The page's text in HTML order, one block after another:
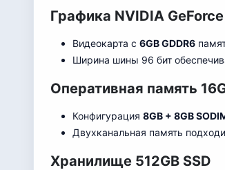
Графика NVIDIA
Видеокарта с 6GB GDDR6
Ширина шины 96 бит
Оперативная память
Конфигурация 8GB + 8GB
Двухканальная память
Хранилище 512GB SSD